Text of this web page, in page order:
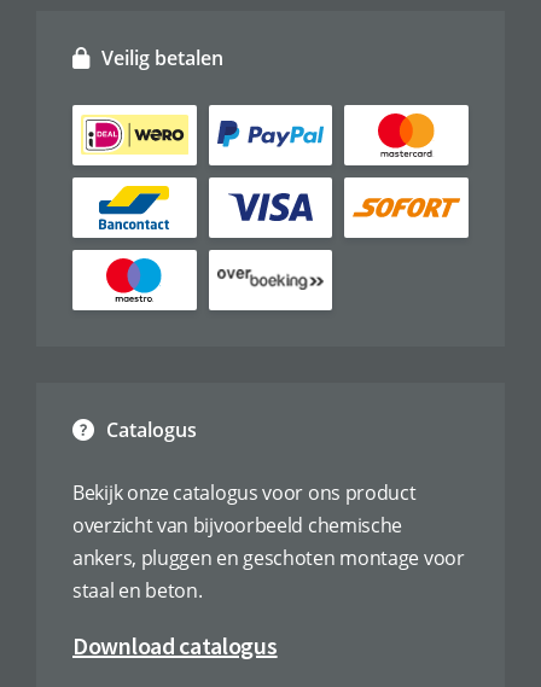
Catalogus
Bekijk onze catalogus voor ons product
overzicht van bijvoorbeeld chemische
ankers, pluggen en geschoten montage voor
staal en beton.
Download catalogus
Veilig betalen